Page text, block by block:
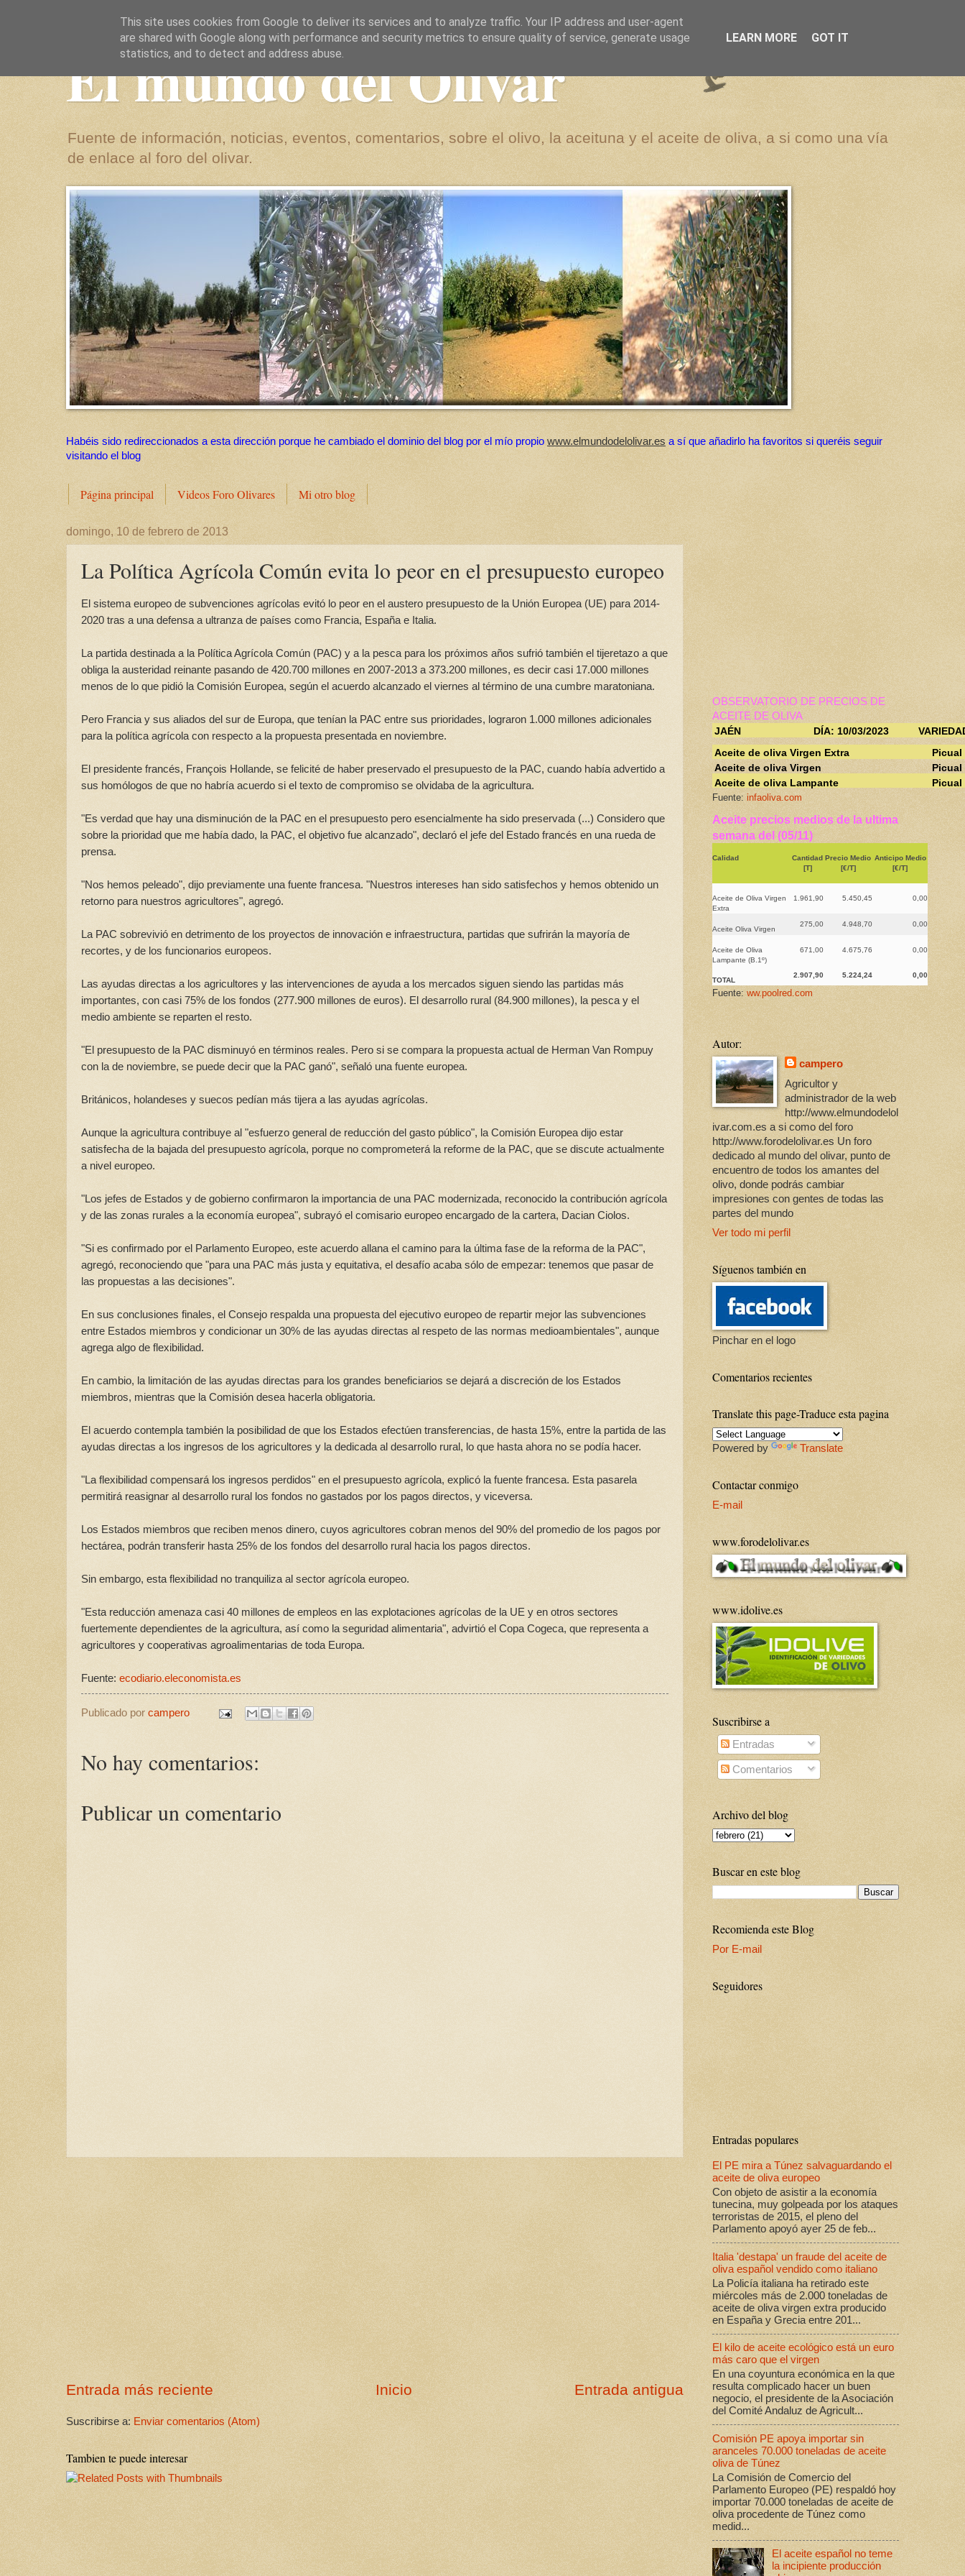
El mundo del Olivar
Fuente de información, noticias, eventos, comentarios, sobre el olivo, la aceituna y el aceite de oliva, a si como una vía
de enlace al foro del olivar.
Habéis sido redireccionados a esta dirección porque he cambiado el dominio del blog por el mío propio www.elmundodelolivar.es a sí que añadirlo ha favoritos si queréis seguir
visitando el blog
Página principal Videos Foro Olivares Mi otro blog
domingo, 10 de febrero de 2013
La Política Agrícola Común evita lo peor en el presupuesto europeo
El sistema europeo de subvenciones agrícolas evitó lo peor en el austero presupuesto de la Unión Europea (UE) para 2014-
2020 tras a una defensa a ultranza de países como Francia, España e Italia.
La partida destinada a la Política Agrícola Común (PAC) y a la pesca para los próximos años sufrió también el tijeretazo a que
obliga la austeridad reinante pasando de 420.700 millones en 2007-2013 a 373.200 millones, es decir casi 17.000 millones
menos de lo que pidió la Comisión Europea, según el acuerdo alcanzado el viernes al término de una cumbre maratoniana.
Pero Francia y sus aliados del sur de Europa, que tenían la PAC entre sus prioridades, lograron 1.000 millones adicionales
para la política agrícola con respecto a la propuesta presentada en noviembre.
El presidente francés, François Hollande, se felicité de haber preservado el presupuesto de la PAC, cuando había advertido a
sus homólogos de que no habría acuerdo si el texto de compromiso se olvidaba de la agricultura.
"Es verdad que hay una disminución de la PAC en el presupuesto pero esencialmente ha sido preservada (...) Considero que
sobre la prioridad que me había dado, la PAC, el objetivo fue alcanzado", declaró el jefe del Estado francés en una rueda de
prensa.
"Nos hemos peleado", dijo previamente una fuente francesa. "Nuestros intereses han sido satisfechos y hemos obtenido un
retorno para nuestros agricultores", agregó.
La PAC sobrevivió en detrimento de los proyectos de innovación e infraestructura, partidas que sufrirán la mayoría de
recortes, y de los funcionarios europeos.
Las ayudas directas a los agricultores y las intervenciones de ayuda a los mercados siguen siendo las partidas más
importantes, con casi 75% de los fondos (277.900 millones de euros). El desarrollo rural (84.900 millones), la pesca y el
medio ambiente se reparten el resto.
"El presupuesto de la PAC disminuyó en términos reales. Pero si se compara la propuesta actual de Herman Van Rompuy
con la de noviembre, se puede decir que la PAC ganó", señaló una fuente europea.
Británicos, holandeses y suecos pedían más tijera a las ayudas agrícolas.
Aunque la agricultura contribuye al "esfuerzo general de reducción del gasto público", la Comisión Europea dijo estar
satisfecha de la bajada del presupuesto agrícola, porque no comprometerá la reforme de la PAC, que se discute actualmente
a nivel europeo.
"Los jefes de Estados y de gobierno confirmaron la importancia de una PAC modernizada, reconocido la contribución agrícola
y de las zonas rurales a la economía europea", subrayó el comisario europeo encargado de la cartera, Dacian Ciolos.
"Si es confirmado por el Parlamento Europeo, este acuerdo allana el camino para la última fase de la reforma de la PAC",
agregó, reconociendo que "para una PAC más justa y equitativa, el desafío acaba sólo de empezar: tenemos que pasar de
las propuestas a las decisiones".
En sus conclusiones finales, el Consejo respalda una propuesta del ejecutivo europeo de repartir mejor las subvenciones
entre Estados miembros y condicionar un 30% de las ayudas directas al respeto de las normas medioambientales", aunque
agrega algo de flexibilidad.
En cambio, la limitación de las ayudas directas para los grandes beneficiarios se dejará a discreción de los Estados
miembros, mientras que la Comisión desea hacerla obligatoria.
El acuerdo contempla también la posibilidad de que los Estados efectúen transferencias, de hasta 15%, entre la partida de las
ayudas directas a los ingresos de los agricultores y la dedicada al desarrollo rural, lo que hasta ahora no se podía hacer.
"La flexibilidad compensará los ingresos perdidos" en el presupuesto agrícola, explicó la fuente francesa. Esta pasarela
permitirá reasignar al desarrollo rural los fondos no gastados por los pagos directos, y viceversa.
Los Estados miembros que reciben menos dinero, cuyos agricultores cobran menos del 90% del promedio de los pagos por
hectárea, podrán transferir hasta 25% de los fondos del desarrollo rural hacia los pagos directos.
Sin embargo, esta flexibilidad no tranquiliza al sector agrícola europeo.
"Esta reducción amenaza casi 40 millones de empleos en las explotaciones agrícolas de la UE y en otros sectores
fuertemente dependientes de la agricultura, así como la seguridad alimentaria", advirtió el Copa Cogeca, que representa a
agricultores y cooperativas agroalimentarias de toda Europa.
Fuente: ecodiario.eleconomista.es
Publicado por campero
No hay comentarios:
Publicar un comentario
Entrada más reciente Entrada antigua
Inicio
Suscribirse a: Enviar comentarios (Atom)
Tambien te puede interesar
OBSERVATORIO DE PRECIOS DE
ACEITE DE OLIVA
JAÉN
DÍA: 10/03/2023
Aceite de oliva Virgen Extra
Picual
Aceite de oliva Virgen
Picual
Aceite de oliva Lampante
Picual
Fuente: infaoliva.com
Aceite precios medios de la ultima
semana del (05/11)
Calidad
Cantidad
[T]
Precio Medio
[€/T]
Anticipo Medio
[€/T]
Aceite de Oliva Virgen
Extra
1.961,90 5.450,45 0,00
Aceite Oliva Virgen
275,00 4.948,70 0,00
Aceite de Oliva
Lampante (B.1º)
671,00 4.675,76 0,00
TOTAL
2.907,90 5.224,24 0,00
Fuente: ww.poolred.com
Autor:
campero
Agricultor y
administrador de la web
http://www.elmundodelol
ivar.com.es a si como del foro
http://www.forodelolivar.es Un foro
dedicado al mundo del olivar, punto de
encuentro de todos los amantes del
olivo, donde podrás cambiar
impresiones con gentes de todas las
partes del mundo
Ver todo mi perfil
Síguenos también en
Pinchar en el logo
Comentarios recientes
Translate this page-Traduce esta pagina
Powered by Translate
Contactar conmigo
E-mail
www.forodelolivar.es
www.idolive.es
Suscribirse a
Entradas
Comentarios
Archivo del blog
Buscar en este blog
Recomienda este Blog
Por E-mail
Seguidores
Entradas populares
El PE mira a Túnez salvaguardando el
aceite de oliva europeo
Con objeto de asistir a la economía
tunecina, muy golpeada por los ataques
terroristas de 2015, el pleno del
Parlamento apoyó ayer 25 de feb...
Italia 'destapa' un fraude del aceite de
oliva español vendido como italiano
La Policía italiana ha retirado este
miércoles más de 2.000 toneladas de
aceite de oliva virgen extra producido
en España y Grecia entre 201...
El kilo de aceite ecológico está un euro
más caro que el virgen
En una coyuntura económica en la que
resulta complicado hacer un buen
negocio, el presidente de la Asociación
del Comité Andaluz de Agricult...
Comisión PE apoya importar sin
aranceles 70.000 toneladas de aceite
oliva de Túnez
La Comisión de Comercio del
Parlamento Europeo (PE) respaldó hoy
importar 70.000 toneladas de aceite de
oliva procedente de Túnez como
medid...
El aceite español no teme
la incipiente producción
This site uses cookies from Google to deliver its services and to analyze traffic. Your IP address and user-agent
are shared with Google along with performance and security metrics to ensure quality of service, generate usage
statistics, and to detect and address abuse.
LEARN MORE GOT IT